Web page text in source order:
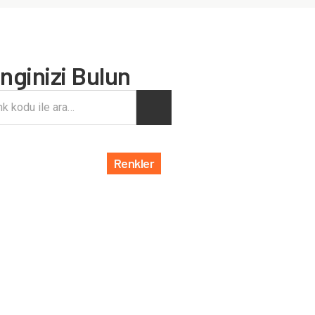
Bulun
Renkler